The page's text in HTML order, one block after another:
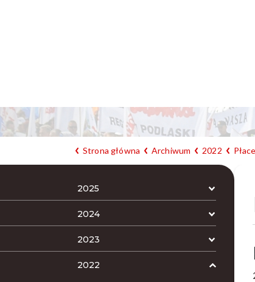
Strona główna Archiwum 2022
2025
2024
2023
2022